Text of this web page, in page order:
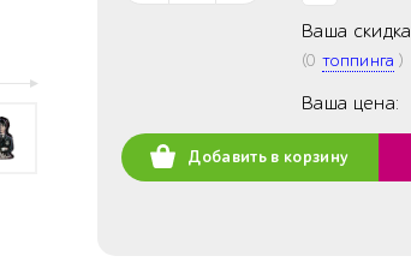
Ваша скидка
(0 топпинга )
Ваша цена:
Добавить в корзину